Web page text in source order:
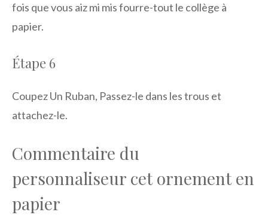
fois que vous aiz mi mis fourre-tout le collège à
papier.
Étape 6
Coupez Un Ruban, Passez-le dans les trous et
attachez-le.
Commentaire du
personnaliseur cet ornement en
papier